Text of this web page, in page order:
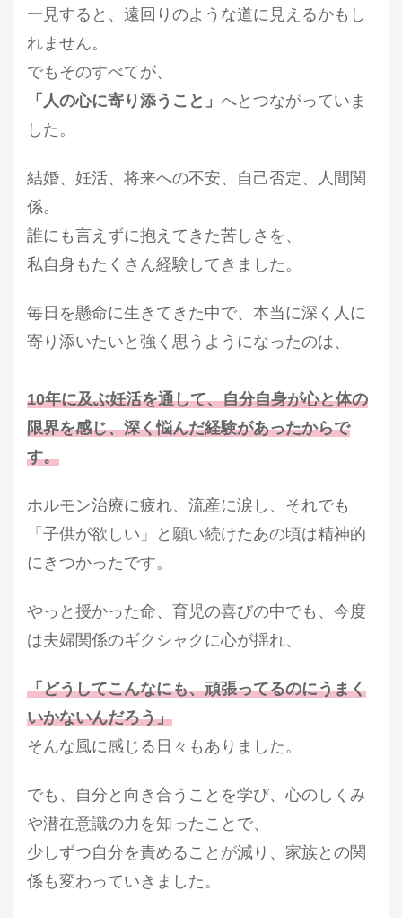
一見すると、遠回りのような道に見えるかもし
れません。
でもそのすべてが、
「人の心に寄り添うこと」 へとつながっていま
した。
結婚、妊活、将来への不安、自己否定、人間関
係。
誰にも言えずに抱えてきた苦しさを、
私自身もたくさん経験してきました。
毎日を懸命に生きてきた中で、 本当に深く人に
寄り添いたいと強く思うようになったのは、
10年に及ぶ妊活を通して、自分自身が心と体の
限界を感じ、深く悩んだ経験があったからで
す。
ホルモン治療に疲れ、流産に涙し、それでも
「子供が欲しい」と願い続けたあの頃は精神的
にきつかったです。
やっと授かった命、育児の喜びの中でも、今度
は夫婦関係のギクシャクに心が揺れ、
「どうしてこんなにも、頑張ってるのにうまく
いかないんだろう」
そんな風に感じる日々もありました。
でも、 自分と向き合うことを学び、心のしくみ
や潜在意識の力を知ったことで、
少しずつ自分を責めることが減り、家族との関
係も変わっていきました。